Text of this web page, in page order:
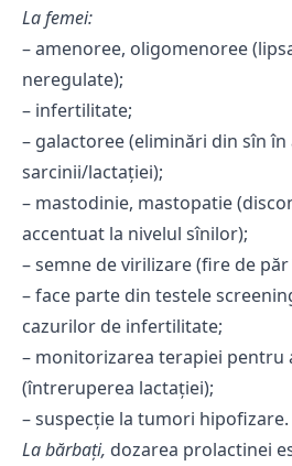
La femei:
– amenoree, oligomenoree
neregulate);
– infertilitate;
– galactoree (eliminări din sîn
sarcinii/lactației);
– mastodinie, mastopatie
accentuat la nivelul sînilor);
– semne de virilizare (fire de păr
– face parte din testele
cazurilor de infertilitate;
– monitorizarea terapiei pentru
(întreruperea lactației);
– suspecție la tumori hipofizare.
La bărbaţi, dozarea prolactinei